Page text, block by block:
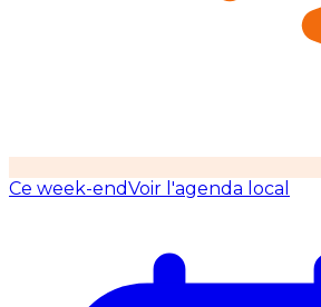
Ce week-endVoir l'agenda local